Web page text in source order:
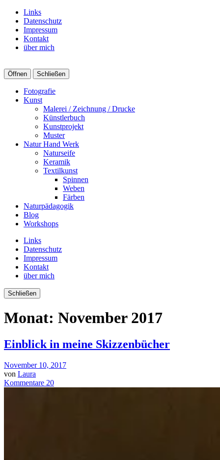
Links
Datenschutz
Impressum
Kontakt
über mich
Öffnen Schließen
Fotografie
Kunst
Malerei / Zeichnung / Drucke
Künstlerbuch
Kunstprojekt
Muster
Natur Hand Werk
Naturseife
Keramik
Textilkunst
Spinnen
Weben
Färben
Naturpädagogik
Blog
Workshops
Links
Datenschutz
Impressum
Kontakt
über mich
Schließen
Monat: November 2017
Einblick in meine Skizzenbücher
November 10, 2017
von Laura
Kommentare 20